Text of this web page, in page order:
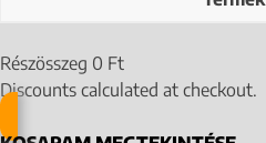
Részösszeg 0 Ft
Discounts calculated at checkout.